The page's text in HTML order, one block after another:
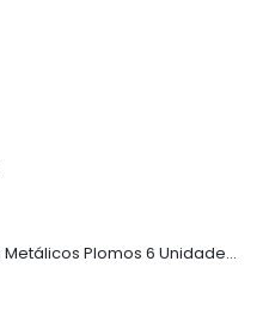
Juego de Yases Metálicos Plomos 6 Unidades + Pelota de Goma (En Bolsita Lista para Regalar)